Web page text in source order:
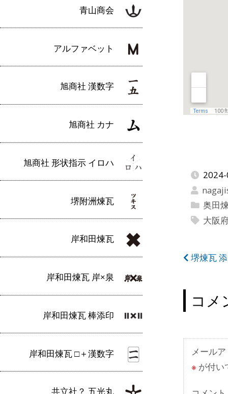
青山商会
アルファベット
旭商社 漢数字
旭商社 カナ
旭商社 形状指示 イロハ
堺附洲煉瓦
岸和田煉瓦
岸和田煉瓦 岸×泉
岸和田煉瓦 棒添印
岸和田煉瓦 □＋漢数字
共立社？ 五光丸
奥田
大阪
投
ナ
ビ
ゲ
ー
シ
堺煉瓦
コメ
メール
※ が付い